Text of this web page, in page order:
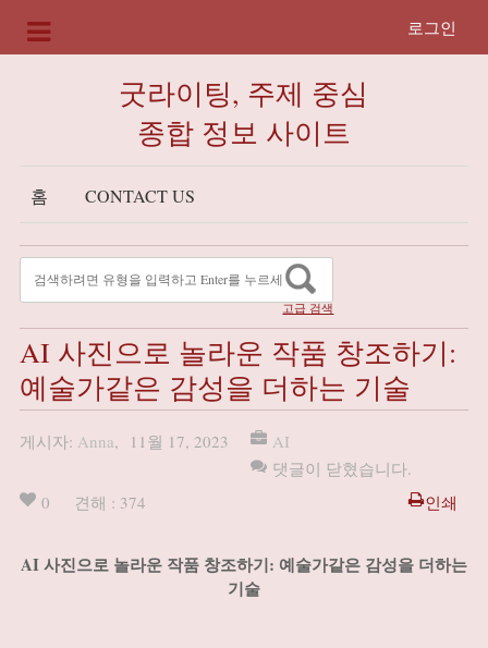
로그인
굿라이팅, 주제 중심
종합 정보 사이트
홈 CONTACT US
고급 검색
AI 사진으로 놀라운 작품 창조하기:
예술가같은 감성을 더하는 기술
게시자: Anna, 11월 17, 2023
AI
댓글이 닫혔습니다.
0
견해 : 374 인쇄
AI 사진으로 놀라운 작품 창조하기: 예술가같은 감성을 더하는
기술